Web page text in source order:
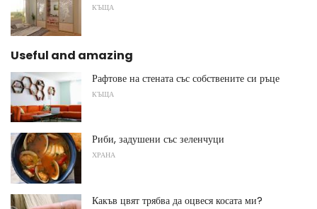
КЪЩА
Useful and amazing
Рафтове на стената със собствените си ръце
КЪЩА
Риби, задушени със зеленчуци
ХРАНА
Какъв цвят трябва да оцвеся косата ми?